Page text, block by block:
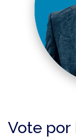
Vote por